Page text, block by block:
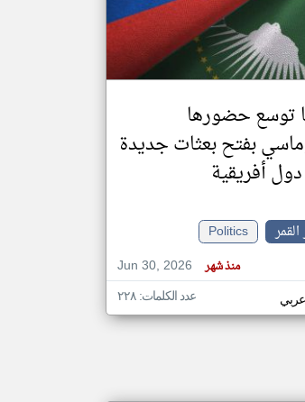
تغيير الدولة
اخبار جزر القمر على مدار الساعة
أهم اخبار جزر القمر العاجلة والمباشرة
توسع حضورها
بفتح بعثات جديدة
Politics
Jun 30, 2026
منذ شهر
عدد الكلمات: ٢٢٨
klyoum.com